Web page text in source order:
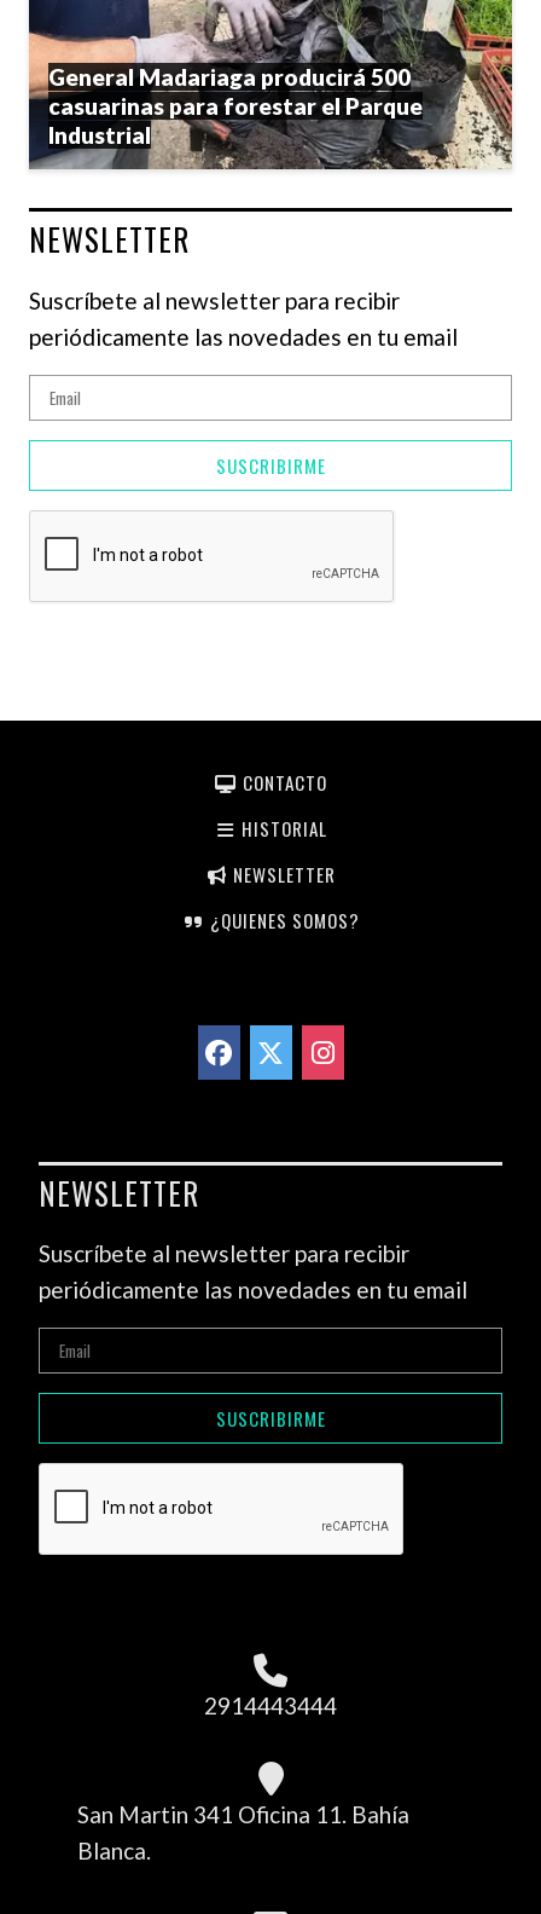
General Madariaga producirá 500
casuarinas para forestar el Parque
Industrial
NEWSLETTER
Suscríbete al newsletter para recibir
periódicamente las novedades en tu email
SUSCRIBIRME
CONTACTO
HISTORIAL
NEWSLETTER
¿QUIENES SOMOS?
NEWSLETTER
Suscríbete al newsletter para recibir
periódicamente las novedades en tu email
SUSCRIBIRME
2914443444
San Martin 341 Oficina 11. Bahía
Blanca.